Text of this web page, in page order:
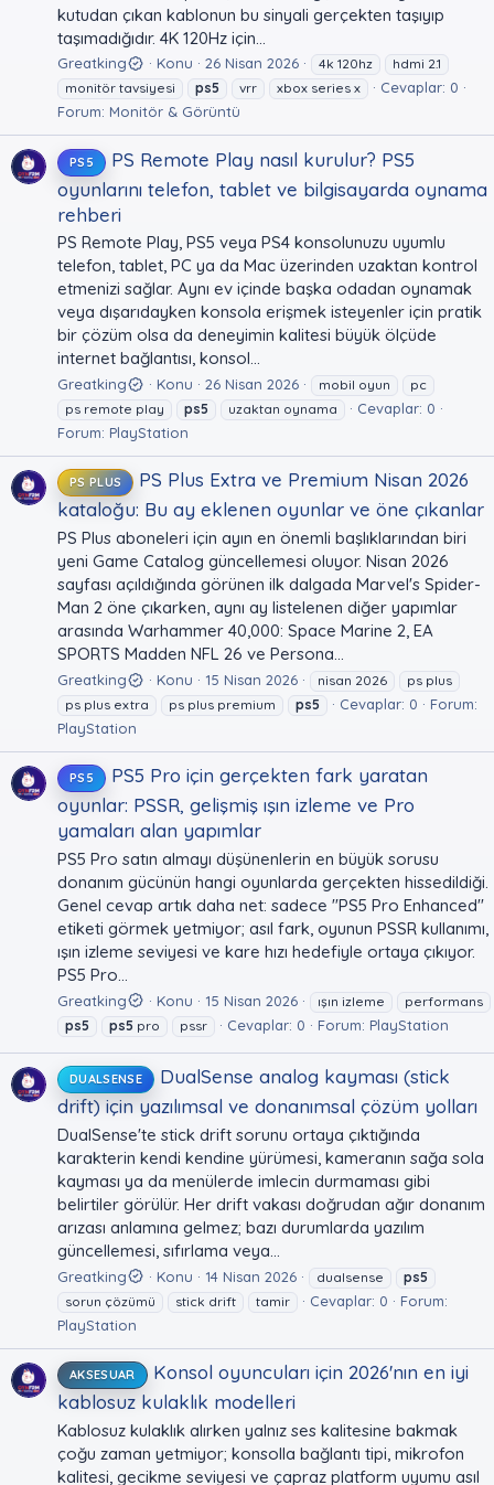
kutudan çıkan kablonun bu sinyali gerçekten taşıyıp
taşımadığıdır. 4K 120Hz için...
Greatking Konu 26 Nisan 2026 4k 120hz
hdmi 2.1
monitör tavsiyesi
ps5 vrr xbox series x
Cevaplar: 0
Forum: Monitör & Görüntü
PS5
PS Remote Play nasıl kurulur? PS5
oyunlarını telefon, tablet ve bilgisayarda oynama
rehberi
PS Remote Play, PS5 veya PS4 konsolunuzu uyumlu
telefon, tablet, PC ya da Mac üzerinden uzaktan kontrol
etmenizi sağlar. Aynı ev içinde başka odadan oynamak
veya dışarıdayken konsola erişmek isteyenler için pratik
bir çözüm olsa da deneyimin kalitesi büyük ölçüde
internet bağlantısı, konsol...
Greatking Konu 26 Nisan 2026 mobil oyun
pc
ps remote play
ps5 uzaktan oynama
Cevaplar: 0
Forum: PlayStation
PS PLUS
PS Plus Extra ve Premium Nisan 2026
kataloğu: Bu ay eklenen oyunlar ve öne çıkanlar
PS Plus aboneleri için ayın en önemli başlıklarından biri
yeni Game Catalog güncellemesi oluyor. Nisan 2026
sayfası açıldığında görünen ilk dalgada Marvel's Spider-
Man 2 öne çıkarken, aynı ay listelenen diğer yapımlar
arasında Warhammer 40,000: Space Marine 2, EA
SPORTS Madden NFL 26 ve Persona...
Greatking Konu 15 Nisan 2026 nisan 2026
ps plus
ps plus extra
ps plus premium ps5 Cevaplar: 0
Forum:
PlayStation
PS5
PS5 Pro için gerçekten fark yaratan
oyunlar: PSSR, gelişmiş ışın izleme ve Pro
yamaları alan yapımlar
PS5 Pro satın almayı düşünenlerin en büyük sorusu
donanım gücünün hangi oyunlarda gerçekten hissedildiği.
Genel cevap artık daha net: sadece "PS5 Pro Enhanced"
etiketi görmek yetmiyor; asıl fark, oyunun PSSR kullanımı,
ışın izleme seviyesi ve kare hızı hedefiyle ortaya çıkıyor.
PS5 Pro...
Greatking Konu 15 Nisan 2026 ışın izleme
performans
ps5
ps5 pro pssr Cevaplar: 0 Forum: PlayStation
DUALSENSE
DualSense analog kayması (stick
drift) için yazılımsal ve donanımsal çözüm yolları
DualSense'te stick drift sorunu ortaya çıktığında
karakterin kendi kendine yürümesi, kameranın sağa sola
kayması ya da menülerde imlecin durmaması gibi
belirtiler görülür. Her drift vakası doğrudan ağır donanım
arızası anlamına gelmez; bazı durumlarda yazılım
güncellemesi, sıfırlama veya...
Greatking Konu 14 Nisan 2026 dualsense
ps5
sorun çözümü
stick drift tamir Cevaplar: 0
Forum:
PlayStation
AKSESUAR
Konsol oyuncuları için 2026'nın en iyi
kablosuz kulaklık modelleri
Kablosuz kulaklık alırken yalnız ses kalitesine bakmak
çoğu zaman yetmiyor; konsolla bağlantı tipi, mikrofon
kalitesi, gecikme seviyesi ve çapraz platform uyumu asıl